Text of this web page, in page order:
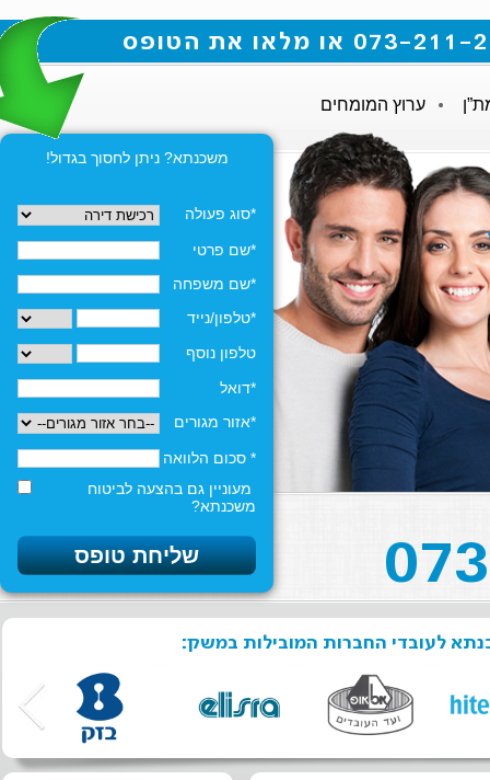
ערוץ המומחים
משכנתא? ניתן לחסוך בגדול!
*סוג פעולה
*שם פרטי
*שם משפחה
*טלפון/נייד
טלפון נוסף
*דואל
*אזור מגורים
* סכום הלוואה
מעוניין גם בהצעה לביטוח
משכנתא?
לעובדי החברות המובילות במשק: